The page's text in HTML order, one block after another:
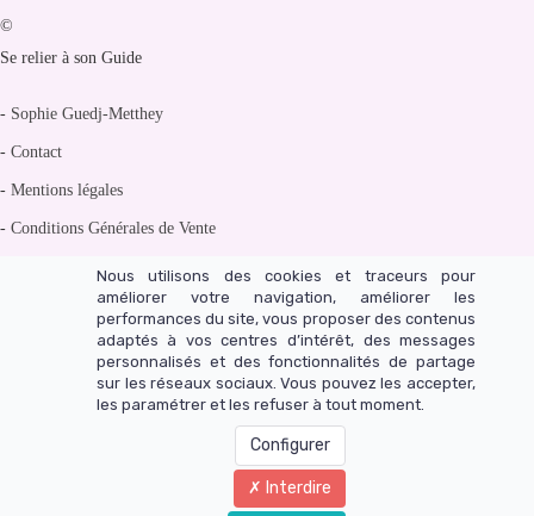
©
Se relier à son Guide
- Sophie Guedj-Metthey
- Contact
- Mentions légales
- Conditions Générales de Vente
Politique de confidentialité
Un site réalisé avec LearnyBox
Nous utilisons des cookies et traceurs pour
améliorer votre navigation, améliorer les
performances du site, vous proposer des contenus
adaptés à vos centres d’intérêt, des messages
personnalisés et des fonctionnalités de partage
sur les réseaux sociaux. Vous pouvez les accepter,
les paramétrer et les refuser à tout moment.
Configurer
Interdire